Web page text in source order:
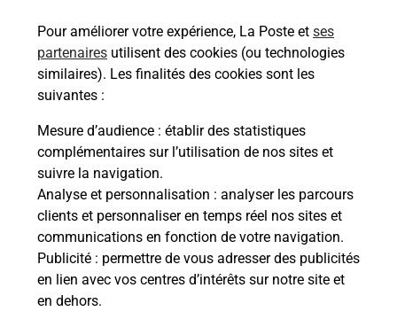
Pour améliorer votre expérience, La Poste et ses
partenaires utilisent des cookies (ou technologies
similaires). Les finalités des cookies sont les
suivantes :
Mesure d’audience : établir des statistiques
complémentaires sur l’utilisation de nos sites et
suivre la navigation.
Analyse et personnalisation : analyser les parcours
clients et personnaliser en temps réel nos sites et
communications en fonction de votre navigation.
Publicité : permettre de vous adresser des publicités
en lien avec vos centres d’intérêts sur notre site et
en dehors.
S'inscrire au code de la route
Vous cherchez à passer votre code de la route auto
ou moto dans la commune Soumoulou ? Découvrez
toutes nos solutions.
En savoir plus